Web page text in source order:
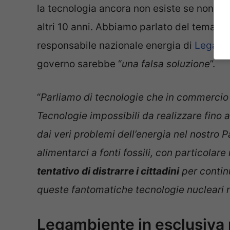
la tecnologia ancora non esiste se non
altri 10 anni. Abbiamo parlato del tema,
responsabile nazionale energia di
governo sarebbe “una falsa soluzione”.
“Parliamo di tecnologie che in
Tecnologie impossibili da realizzare fino
dai veri problemi dell’energia nel nostro
alimentarci a fonti fossili, con
tentativo di distrarre i cittadiniper
queste fantomatiche tecnologie nucleari
Legambiente in